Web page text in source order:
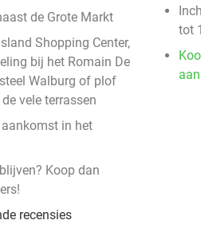
de Grote Markt
Shopping Center,
bij het Romain De
Walburg of plof
vele terrassen
in het
Koop dan
recensies
tot